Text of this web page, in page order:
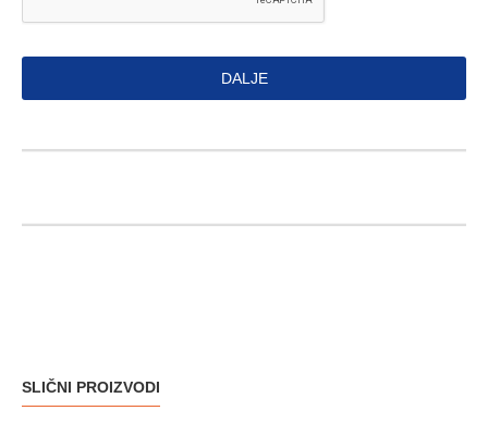
DALJE
SLIČNI PROIZVODI